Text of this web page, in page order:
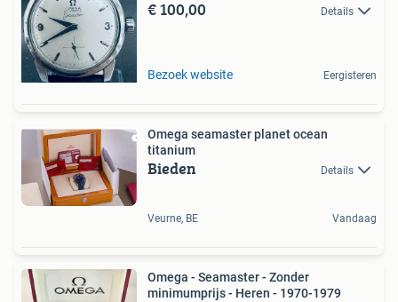
€ 100,00 Details
Bezoek website Eergisteren
Omega seamaster planet ocean
titanium
Bieden Details
Veurne, BE Vandaag
Omega - Seamaster - Zonder
minimumprijs - Heren - 1970-1979